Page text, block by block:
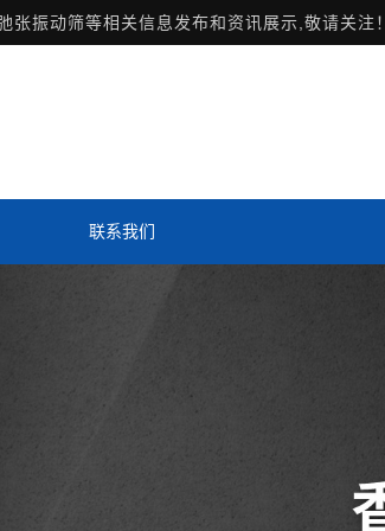
振动筛等相关信息发布和资讯展示,敬请关注！
联系我们